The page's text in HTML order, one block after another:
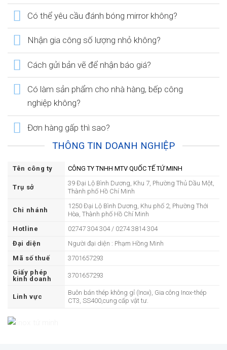
Có thể yêu cầu đánh bóng mirror không?
Nhận gia công số lượng nhỏ không?
Cách gửi bản vẽ để nhận báo giá?
Có làm sản phẩm cho nhà hàng, bếp công
nghiệp không?
Đơn hàng gấp thì sao?
THÔNG TIN DOANH NGHIỆP
Tên công ty CÔNG TY TNHH MTV QUỐC TẾ TỨ MINH
Trụ sở
39 Đại Lộ Bình Dương, Khu 7, Phường Thủ Dầu Một,
Thành phố Hồ Chí Minh
Chi nhánh
1250 Đại Lộ Bình Dương, Khu phố 2, Phường Thới
Hòa, Thành phố Hồ Chí Minh
Hotline
02747 304 304 / 0274 3814 304
Đại diện
Người đại diện : Phạm Hồng Minh
Mã số thuế
3701657293
Giấy phép
kinh doanh
3701657293
Linh vực
Buôn bán thép không gỉ (Inox), Gia công Inox-thép
CT3, SS400,cung cấp vật tư.